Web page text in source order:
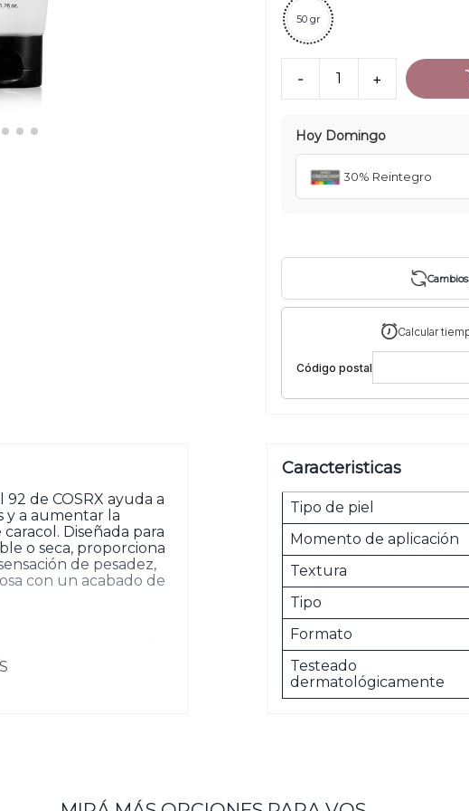
50 gr
- 1 +
Hoy Domingo
30% Reintegro
Cambios
Calcular
Código postal
de COSRX ayuda a
y a aumentar la
Diseñada para
o seca, proporciona
de pesadez,
con un acabado de
irregularidades.
Caracteristicas
Tipo de piel
Momento de aplicación
Textura
Tipo
Formato
Testeado
dermatológicamente